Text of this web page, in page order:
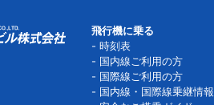
飛行機に乗る
時刻表
国内線ご利用の方
国際線ご利用の方
国内線・国際線乗継情報